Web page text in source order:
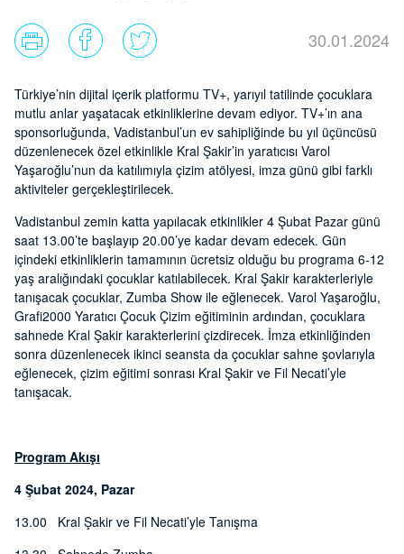
30.01.2024
Türkiye’nin dijital içerik platformu TV+, yarıyıl tatilinde çocuklara
mutlu anlar yaşatacak etkinliklerine devam ediyor. TV+’ın ana
sponsorluğunda, Vadistanbul’un ev sahipliğinde bu yıl üçüncüsü
düzenlenecek özel etkinlikle Kral Şakir’in yaratıcısı Varol
Yaşaroğlu’nun da katılımıyla çizim atölyesi, imza günü gibi farklı
aktiviteler gerçekleştirilecek.
Vadistanbul zemin katta yapılacak etkinlikler 4 Şubat Pazar günü
saat 13.00’te başlayıp 20.00’ye kadar devam edecek. Gün
içindeki etkinliklerin tamamının ücretsiz olduğu bu programa 6-12
yaş aralığındaki çocuklar katılabilecek. Kral Şakir karakterleriyle
tanışacak çocuklar, Zumba Show ile eğlenecek. Varol Yaşaroğlu,
Grafi2000 Yaratıcı Çocuk Çizim eğitiminin ardından, çocuklara
sahnede Kral Şakir karakterlerini çizdirecek. İmza etkinliğinden
sonra düzenlenecek ikinci seansta da çocuklar sahne şovlarıyla
eğlenecek, çizim eğitimi sonrası Kral Şakir ve Fil Necati’yle
tanışacak.
Program Akışı
4 Şubat 2024, Pazar
13.00 Kral Şakir ve Fil Necati’yle Tanışma